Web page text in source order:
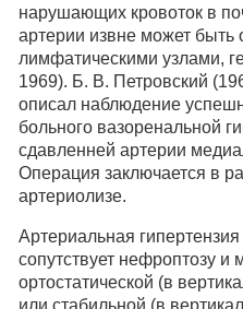
нарушающих кровоток в
артерии извне может быть
лимфатическими узлами,
1969). Б. В. Петровский
описал наблюдение
больного вазоренальной
сдавленней артерии
Операция заключается в
артериолизе.
Артериальная
сопутствует нефроптозу и
ортостатической (в
или стабильной (в